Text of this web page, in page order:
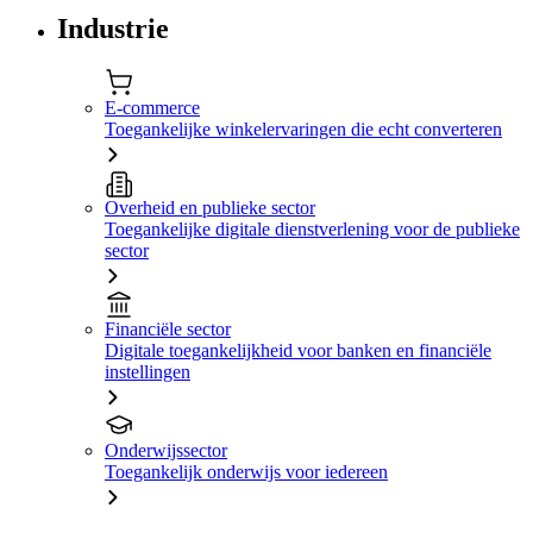
Industrie
E-commerce
Toegankelijke winkelervaringen die echt converteren
Overheid en publieke sector
Toegankelijke digitale dienstverlening voor de publieke
sector
Financiële sector
Digitale toegankelijkheid voor banken en financiële
instellingen
Onderwijssector
Toegankelijk onderwijs voor iedereen